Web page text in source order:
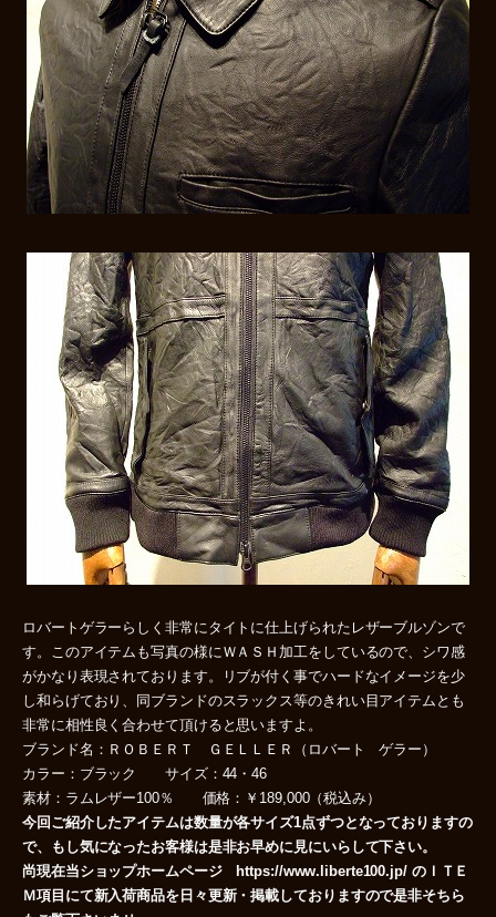
ロバートゲラーらしく非常にタイトに仕上げられたレザーブルゾンで
す。このアイテムも写真の様にＷＡＳＨ加工をしているので、シワ感
がかなり表現されております。リブが付く事でハードなイメージを少
し和らげており、同ブランドのスラックス等のきれい目アイテムとも
非常に相性良く合わせて頂けると思いますよ。
ブランド名：ＲＯＢＥＲＴ ＧＥＬＬＥＲ（ロバート ゲラー）
カラー：ブラック サイズ：44・46
素材：ラムレザー100％ 価格：￥189,000（税込み）
今回ご紹介したアイテムは数量が各サイズ1点ずつとなっておりますの
で、もし気になったお客様は是非お早めに見にいらして下さい。
尚現在当ショップホームページ https://www.liberte100.jp/ のＩＴＥ
Ｍ項目にて新入荷商品を日々更新・掲載しておりますので是非そちら